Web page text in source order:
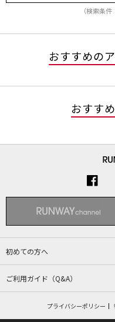
（検索条件
おすすめの
おすす
初めての方へ
ご利用ガイド（Q&A）
プライバシーポリシー